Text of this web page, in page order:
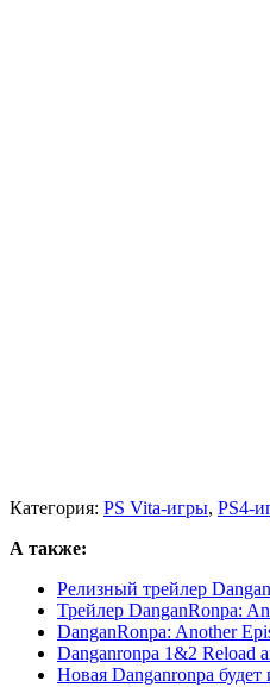
Категория: PS Vita-игры, PS4-
А также:
Релизный трейлер
Трейлер DanganRonpa:
DanganRonpa: Another
Danganronpa 1&2 Reload
Новая Danganronpa будет